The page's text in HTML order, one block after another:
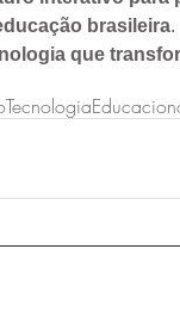
brasileira.
que